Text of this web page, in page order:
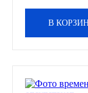
Иномарки
В